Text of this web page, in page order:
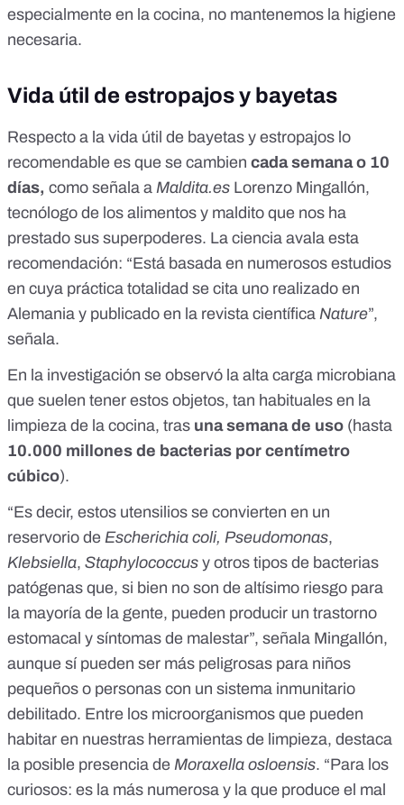
especialmente en la cocina, no mantenemos la higiene
necesaria.
Vida útil de estropajos y bayetas
Respecto a la vida útil de bayetas y estropajos lo
recomendable es que se cambien cada semana o 10
días, como señala a Maldita.es Lorenzo Mingallón,
tecnólogo de los alimentos y maldito que nos ha
prestado sus superpoderes. La ciencia avala esta
recomendación: “Está basada en numerosos estudios
en cuya práctica totalidad se cita uno realizado en
Alemania y publicado en la revista científica Nature”,
señala.
En la investigación se observó la alta carga microbiana
que suelen tener estos objetos, tan habituales en la
limpieza de la cocina, tras una semana de uso (hasta
10.000 millones de bacterias por centímetro
cúbico).
“Es decir, estos utensilios se convierten en un
reservorio de Escherichia coli, Pseudomonas,
Klebsiella, Staphylococcus y otros tipos de bacterias
patógenas que, si bien no son de altísimo riesgo para
la mayoría de la gente, pueden producir un trastorno
estomacal y síntomas de malestar”, señala Mingallón,
aunque sí pueden ser más peligrosas para niños
pequeños o personas con un sistema inmunitario
debilitado. Entre los microorganismos que pueden
habitar en nuestras herramientas de limpieza, destaca
la posible presencia de Moraxella osloensis. “Para los
curiosos: es la más numerosa y la que produce el mal